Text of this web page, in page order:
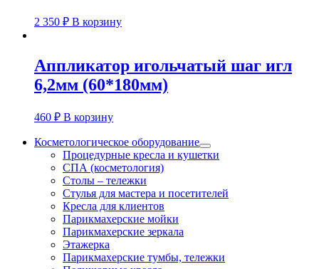
2 350 ₽ В корзину
Аппликатор игольчатый шаг игл
6,2мм (60*180мм)
460 ₽ В корзину
Косметологическое оборудование
Процедурные кресла и кушетки
СПА (косметология)
Столы – тележки
Стулья для мастера и посетителей
Кресла для клиентов
Парикмахерские мойки
Парикмахерские зеркала
Этажерка
Парикмахерские тумбы, тележки